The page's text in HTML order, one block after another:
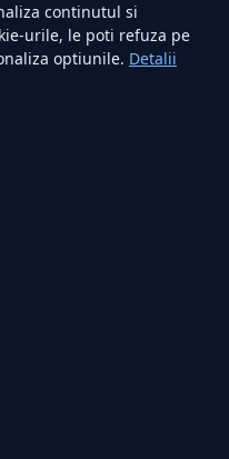
continutul si
urile, le poti refuza pe
optiunile. Detalii